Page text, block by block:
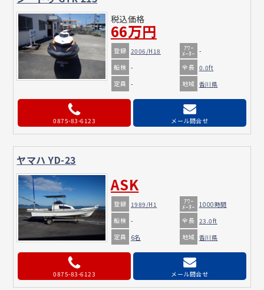
税込価格
66万円
登録 2006/H18 ｱﾜｰ
ﾒｰﾀｰ -
船検 - 全長 0.0ft
定員 - 地域 香川県
0875-83-6123 メール問合せ
ヤマハ YD-23
ASK
登録 1989/H1 ｱﾜｰ
ﾒｰﾀｰ 1000時間
船検 - 全長 23.0ft
定員
6名 地域 香川県
0875-83-6123 メール問合せ